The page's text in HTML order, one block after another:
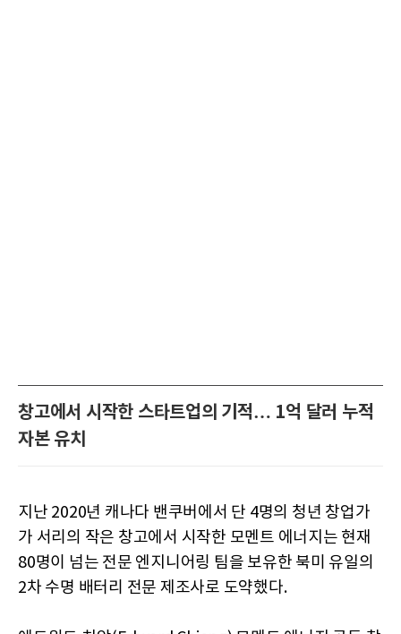
창고에서 시작한 스타트업의 기적… 1억 달러 누적
자본 유치
지난 2020년 캐나다 밴쿠버에서 단 4명의 청년 창업가
가 서리의 작은 창고에서 시작한 모멘트 에너지는 현재
80명이 넘는 전문 엔지니어링 팀을 보유한 북미 유일의
2차 수명 배터리 전문 제조사로 도약했다.